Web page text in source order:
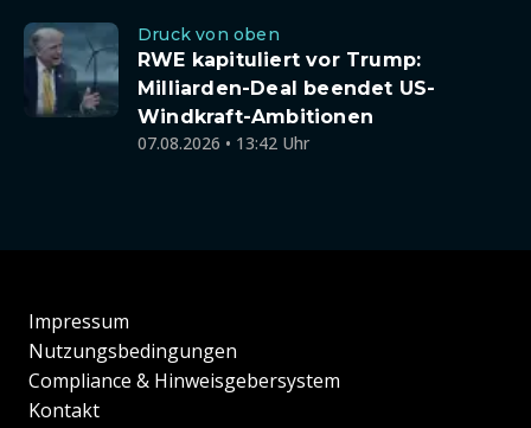
Druck von oben
RWE kapituliert vor Trump:
Milliarden-Deal beendet US-
Windkraft-Ambitionen
07.08.2026 • 13:42 Uhr
Impressum
Nutzungsbedingungen
Compliance & Hinweisgebersystem
Kontakt